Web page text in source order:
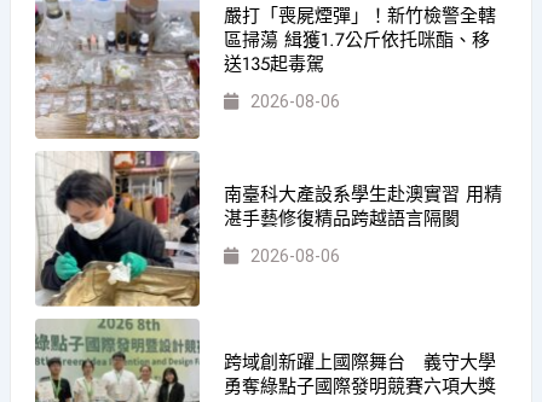
嚴打「喪屍煙彈」！新竹檢警全轄
區掃蕩 緝獲1.7公斤依托咪酯、移
送135起毒駕
2026-08-06
南臺科大產設系學生赴澳實習 用精
湛手藝修復精品跨越語言隔閡
2026-08-06
跨域創新躍上國際舞台 義守大學
勇奪綠點子國際發明競賽六項大獎